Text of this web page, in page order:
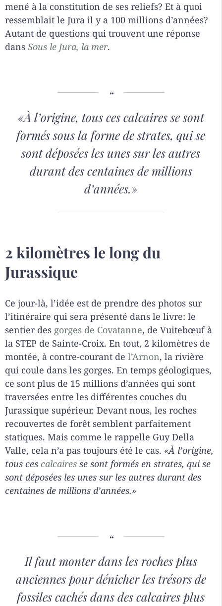
mené à la constitution de ses reliefs? Et à quoi
ressemblait le Jura il y a 100 millions d’années?
Autant de questions qui trouvent une réponse
dans Sous le Jura, la mer.
«À l’origine, tous ces calcaires se sont
formés sous la forme de strates, qui se
sont déposées les unes sur les autres
durant des centaines de millions
d’années.»
2 kilomètres le long du
Jurassique
Ce jour-là, l’idée est de prendre des photos sur
l’itinéraire qui sera présenté dans le livre: le
sentier des gorges de Covatanne, de Vuitebœuf à
la STEP de Sainte-Croix. En tout, 2 kilomètres de
montée, à contre-courant de l’Arnon, la rivière
qui coule dans les gorges. En temps géologiques,
ce sont plus de 15 millions d’années qui sont
traversées entre les différentes couches du
Jurassique supérieur. Devant nous, les roches
recouvertes de forêt semblent parfaitement
statiques. Mais comme le rappelle Guy Della
Valle, cela n’a pas toujours été le cas. «À l’origine,
tous ces calcaires se sont formés en strates, qui se
sont déposées les unes sur les autres durant des
centaines de millions d’années.»
Il faut monter dans les roches plus
anciennes pour dénicher les trésors de
fossiles cachés dans des calcaires plus